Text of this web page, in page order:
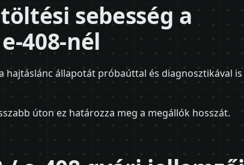
sebesség a
408-nél
hajtáslánc állapotát próbaúttal és diagnosztikával is
úton ez határozza meg a megállók hosszát.